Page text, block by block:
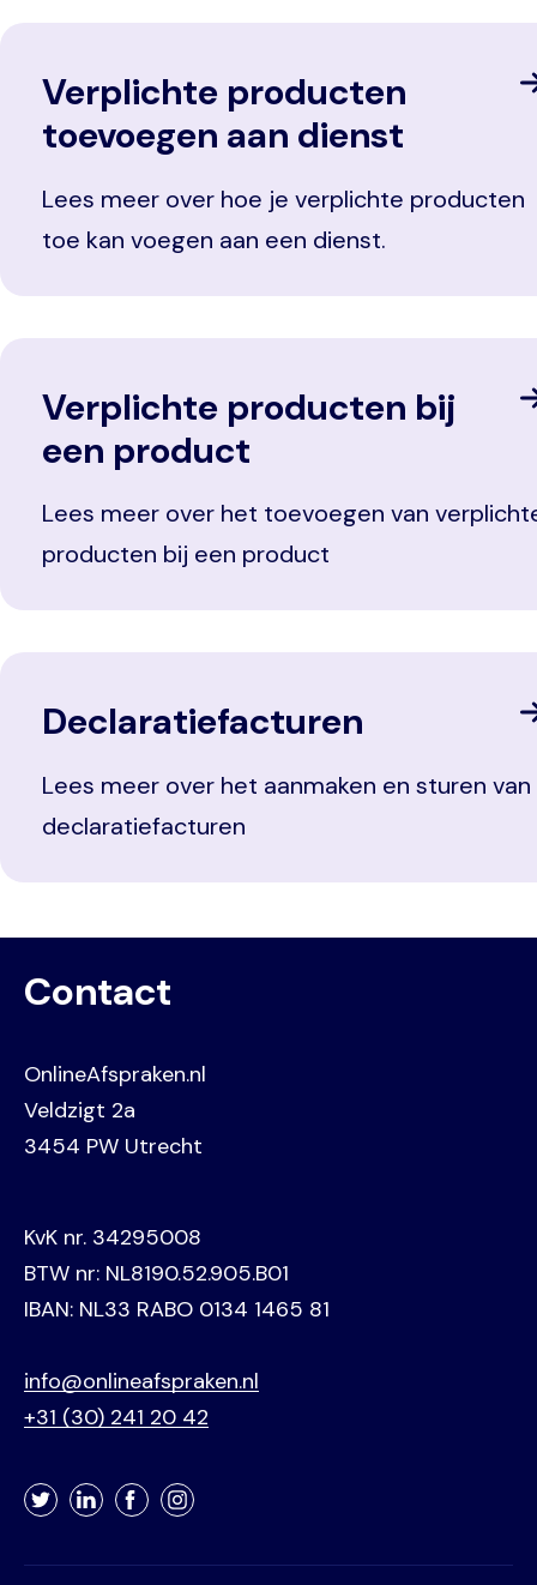
Verplichte producten
toevoegen aan dienst
Lees meer over hoe je verplichte producten
toe kan voegen aan een dienst.
Verplichte producten bij
een product
Lees meer over het toevoegen van
producten bij een product
Declaratiefacturen
Lees meer over het aanmaken en sturen van
declaratiefacturen
Contact
OnlineAfspraken.nl
Veldzigt 2a
3454 PW Utrecht
KvK nr. 34295008
BTW nr: NL8190.52.905.B01
IBAN: NL33 RABO 0134 1465 81
info@onlineafspraken.nl
+31 (30) 241 20 42
TwitterLinkedInFacebookInstagram